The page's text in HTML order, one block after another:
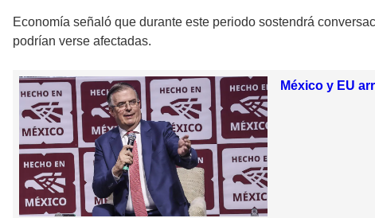
Economía señaló que durante este periodo sostendrá
podrían verse afectadas.
México y EU